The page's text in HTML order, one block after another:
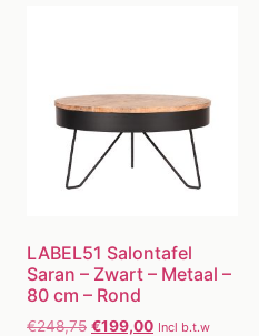
LABEL51 Salontafel
Saran – Zwart – Metaal –
80 cm – Rond
€248,75 €199,00 Incl b.t.w